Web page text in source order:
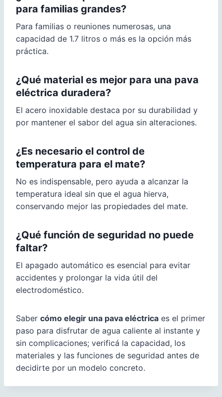
para familias grandes?
Para familias o reuniones numerosas, una
capacidad de 1.7 litros o más es la opción más
práctica.
¿Qué material es mejor para una pava
eléctrica duradera?
El acero inoxidable destaca por su durabilidad y
por mantener el sabor del agua sin alteraciones.
¿Es necesario el control de
temperatura para el mate?
No es indispensable, pero ayuda a alcanzar la
temperatura ideal sin que el agua hierva,
conservando mejor las propiedades del mate.
¿Qué función de seguridad no puede
faltar?
El apagado automático es esencial para evitar
accidentes y prolongar la vida útil del
electrodoméstico.
Saber cómo elegir una pava eléctrica es el primer
paso para disfrutar de agua caliente al instante y
sin complicaciones; verificá la capacidad, los
materiales y las funciones de seguridad antes de
decidirte por un modelo concreto.